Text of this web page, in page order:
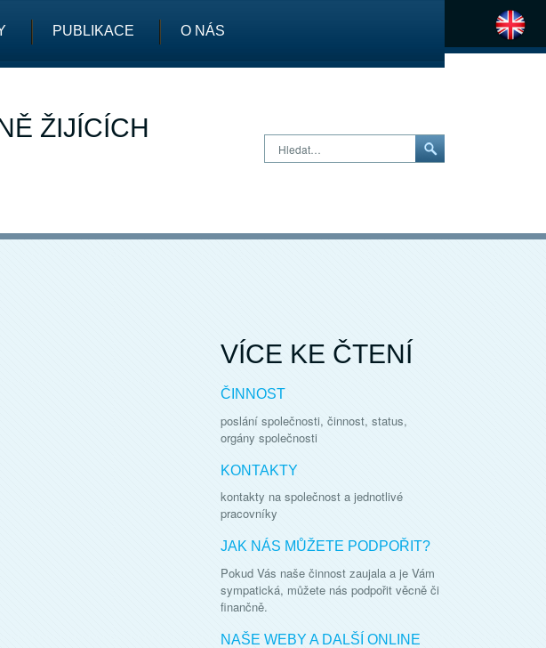
PUBLIKACE O NÁS
ŽIJÍCÍCH
Hledat…
VÍCE KE ČTENÍ
ČINNOST
poslání společnosti, činnost, status,
orgány společnosti
KONTAKTY
kontakty na společnost a jednotlivé
pracovníky
JAK NÁS MŮŽETE PODPOŘIT?
Pokud Vás naše činnost zaujala a je Vám
sympatická, můžete nás podpořit věcně či
finančně.
NAŠE WEBY A DALŠÍ ONLINE